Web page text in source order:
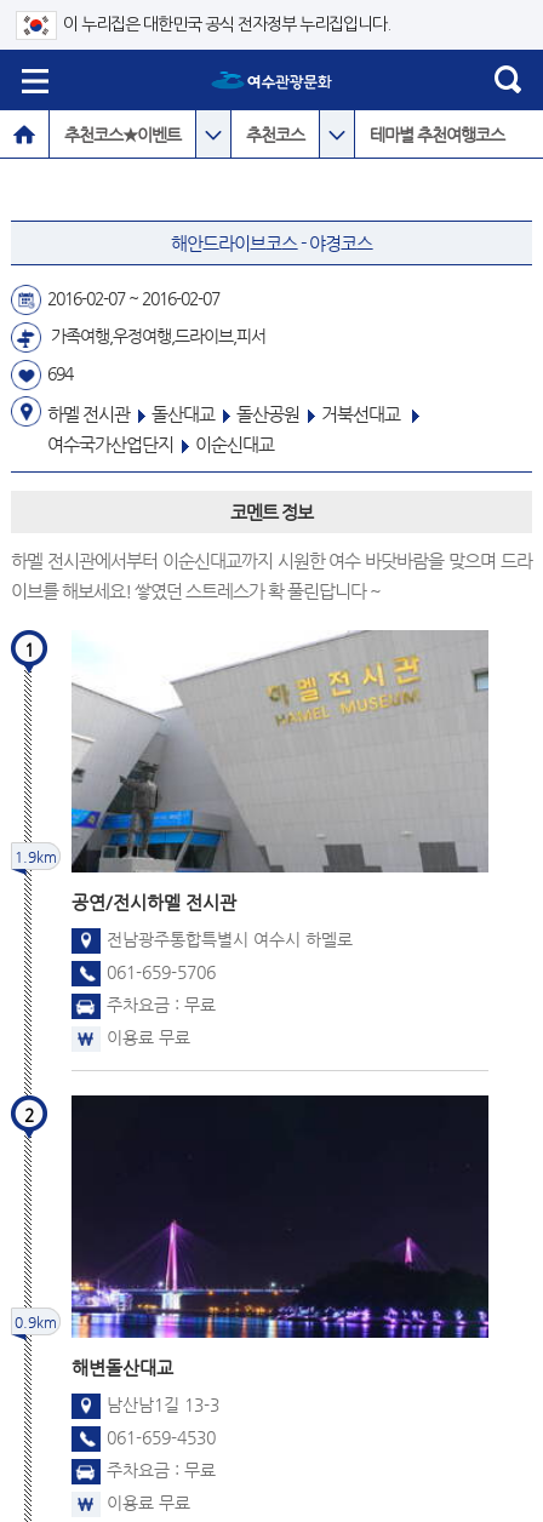
이 누리집은 대한민국 공식 전자정부 누리집입니다.
추천코스★이벤트 추천코스 테마별 추천여행코스
해안드라이브코스 - 야경코스
2016-02-07 ~ 2016-02-07
가족여행,우정여행,드라이브,피서
694
하멜 전시관 돌산대교 돌산공원
거북선대교
여수국가산업단지
이순신대교
코멘트 정보
하멜 전시관에서부터 이순신대교까지 시원한 여수 바닷바람을 맞으며 드라
이브를 해보세요! 쌓였던 스트레스가 확 풀린답니다 ~
1
공연/전시 하멜 전시관
전남광주통합특별시 여수시 하멜로
061-659-5706
주차요금 : 무료
이용료 무료
1.9km
2
해변돌산대교
남산남1길 13-3
061-659-4530
주차요금 : 무료
이용료 무료
0.9km